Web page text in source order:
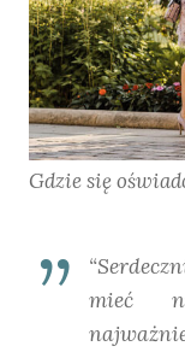
Gdzie się
mieć